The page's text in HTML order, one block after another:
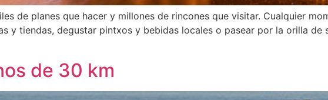
de planes que hacer y millones de rincones que visitar. Cualquier
y tiendas, degustar pintxos y bebidas locales o pasear por la orilla
de 30 km